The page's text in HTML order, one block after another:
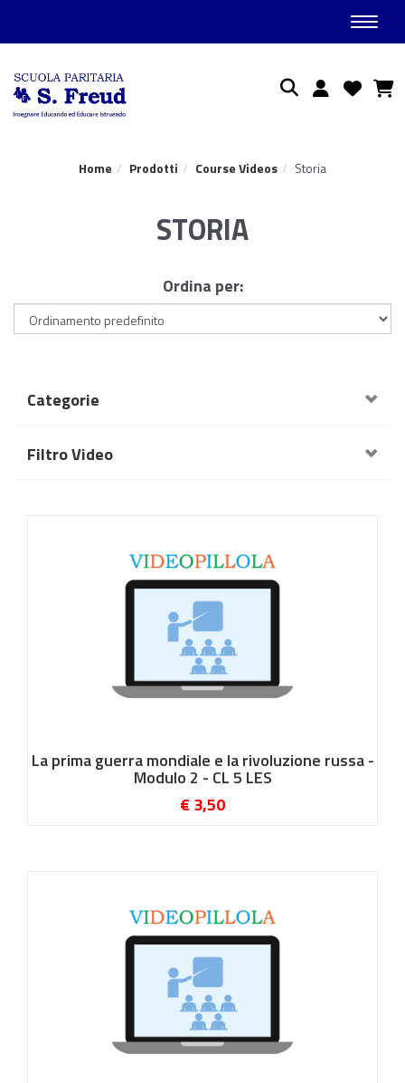
Ricerca
Home Prodotti Course Videos Storia
STORIA
Ordina per:
Categorie
Filtro Video
La prima guerra mondiale e la rivoluzione russa -
Modulo 2 - CL 5 LES
€ 3,50